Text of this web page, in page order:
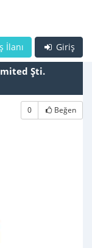
Giriş
İlanı
Şti.
0 Beğen